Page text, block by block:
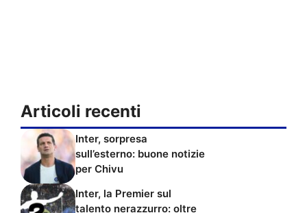
Articoli recenti
Inter, sorpresa
sull’esterno: buone notizie
per Chivu
Inter, la Premier sul
talento nerazzurro: oltre